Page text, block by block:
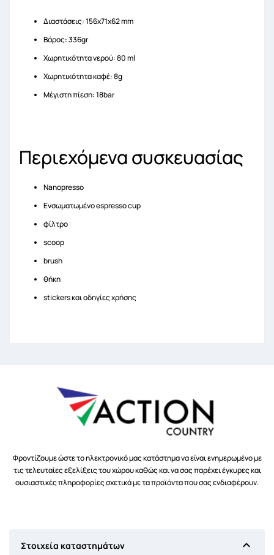
Διαστάσεις: 156x71x62 mm
Βάρος: 336gr
Χωρητικότητα νερού: 80 ml
Χωρητικότητα καφέ: 8g
Μέγιστη πίεση: 18bar
Περιεχόμενα συσκευασίας
Nanopresso
Ενσωματωμένο espresso cup
φίλτρο
scoop
brush
θήκη
stickers και οδηγίες χρήσης
Φροντίζουμε ώστε το ηλεκτρονικό μας κατάστημα να είναι ενημερωμένο με
τις τελευταίες εξελίξεις του χώρου καθώς και να σας παρέχει έγκυρες και
ουσιαστικές πληροφορίες σχετικά με τα προϊόντα που σας ενδιαφέρουν.
Στοιχεία καταστημάτων 